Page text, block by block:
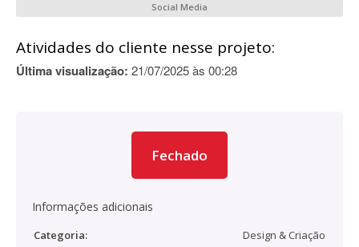
Social Media
Atividades do cliente nesse projeto:
Última visualização: 21/07/2025 às 00:28
Fechado
Informações adicionais
Categoria: Design & Criação